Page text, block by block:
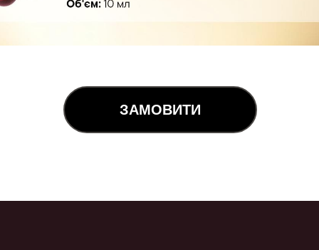
ЗАМОВИТИ